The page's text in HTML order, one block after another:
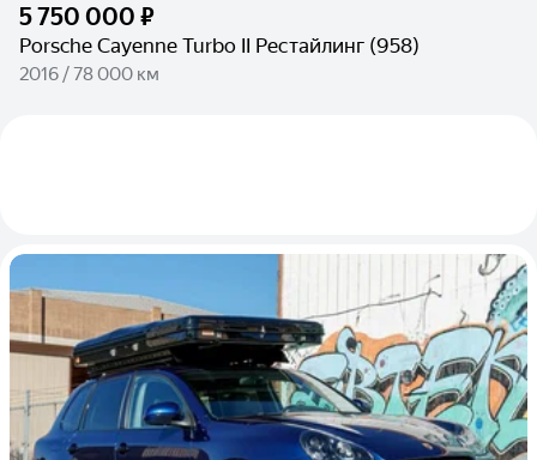
5 750 000 ₽
Porsche Cayenne Turbo II Рестайлинг (958)
2016 / 78 000 км